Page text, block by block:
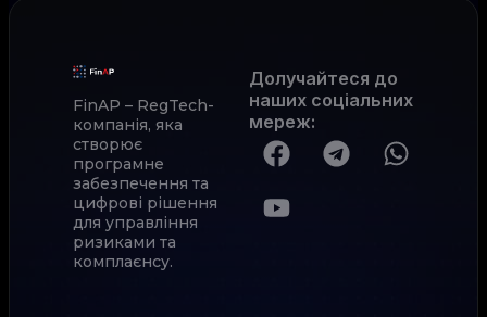
FinAP – RegTech-
компанія, яка
створює
програмне
забезпечення та
цифрові рішення
для управління
ризиками та
комплаєнсу.
Долучайтеся до
наших соціальних
мереж: